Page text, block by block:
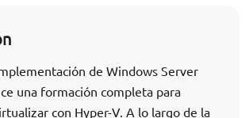
de Windows Server
una formación completa para
con Hyper-V. A lo largo de la